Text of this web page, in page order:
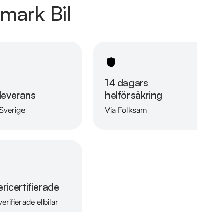
Bil
14 dagars
helförsäkring
Via Folksam
elbilar